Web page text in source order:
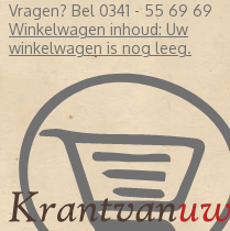
Vragen? Bel 0341 - 55 69 69
Winkelwagen inhoud: Uw
winkelwagen is nog leeg.